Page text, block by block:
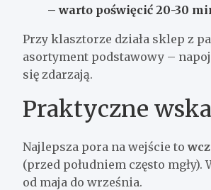
– warto poświęcić 20-30
Przy klasztorze działa sklep z
asortyment podstawowy –
się zdarzają.
Praktyczne
Najlepsza pora na wejście to
(przed południem często
od maja do września.